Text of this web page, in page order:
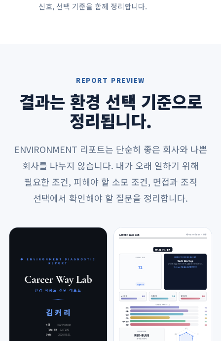
신호, 선택 기준을 함께 정리합니다.
REPORT PREVIEW
결과는 환경 선택 기준으로
정리됩니다.
ENVIRONMENT 리포트는 단순히 좋은 회사와 나쁜
회사를 나누지 않습니다. 내가 오래 일하기 위해
필요한 조건, 피해야 할 소모 조건, 면접과 조직
선택에서 확인해야 할 질문을 정리합니다.